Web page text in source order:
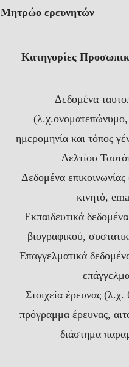
Μητρώο ερευνητών
Κατηγορίες
Δεδομένα
(λ.χ.ονοματεπώνυμο,
ημερομηνία και τόπος
Δελτίου
Δεδομένα
κινητό,
Εκπαιδευτικά
βιογραφικού,
Επαγγελματικά
Στοιχεία έρευνας
πρόγραμμα έρευνας,
διάστημα